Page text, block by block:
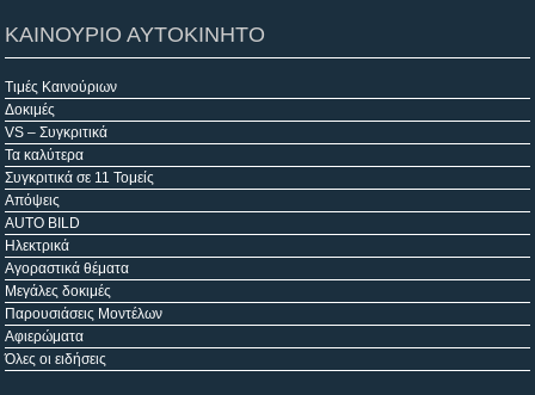
ΚΑΙΝΟΥΡΙΟ ΑΥΤΟΚΙΝΗΤΟ
Τιμές Καινούριων
Δοκιμές
VS – Συγκριτικά
Τα καλύτερα
Συγκριτικά σε 11 Τομείς
Απόψεις
AUTO BILD
Ηλεκτρικά
Αγοραστικά θέματα
Μεγάλες δοκιμές
Παρουσιάσεις Μοντέλων
Αφιερώματα
Όλες οι ειδήσεις